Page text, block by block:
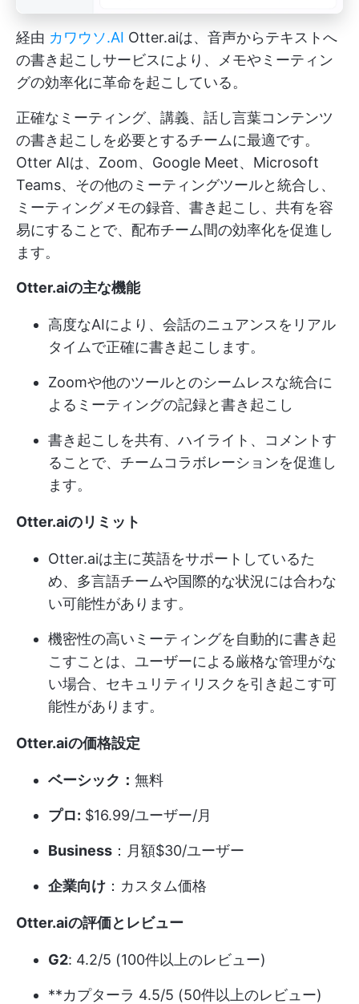
経由 カワウソ.AI Otter.aiは、音声からテキストへ
の書き起こしサービスにより、メモやミーティン
グの効率化に革命を起こしている。
正確なミーティング、講義、話し言葉コンテンツ
の書き起こしを必要とするチームに最適です。
Otter AIは、Zoom、Google Meet、Microsoft
Teams、その他のミーティングツールと統合し、
ミーティングメモの録音、書き起こし、共有を容
易にすることで、配布チーム間の効率化を促進し
ます。
Otter.aiの主な機能
高度なAIにより、会話のニュアンスをリアル
タイムで正確に書き起こします。
Zoomや他のツールとのシームレスな統合に
よるミーティングの記録と書き起こし
書き起こしを共有、ハイライト、コメントす
ることで、チームコラボレーションを促進し
ます。
Otter.aiのリミット
Otter.aiは主に英語をサポートしているた
め、多言語チームや国際的な状況には合わな
い可能性があります。
機密性の高いミーティングを自動的に書き起
こすことは、ユーザーによる厳格な管理がな
い場合、セキュリティリスクを引き起こす可
能性があります。
Otter.aiの価格設定
ベーシック： 無料
プロ: $16.99/ユーザー/月
Business ：月額$30/ユーザー
企業向け ：カスタム価格
Otter.aiの評価とレビュー
G2: 4.2/5 (100件以上のレビュー)
**カプターラ 4.5/5 (50件以上のレビュー)